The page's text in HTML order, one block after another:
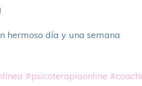
hermoso día y una semana
#psicoterapiaonline